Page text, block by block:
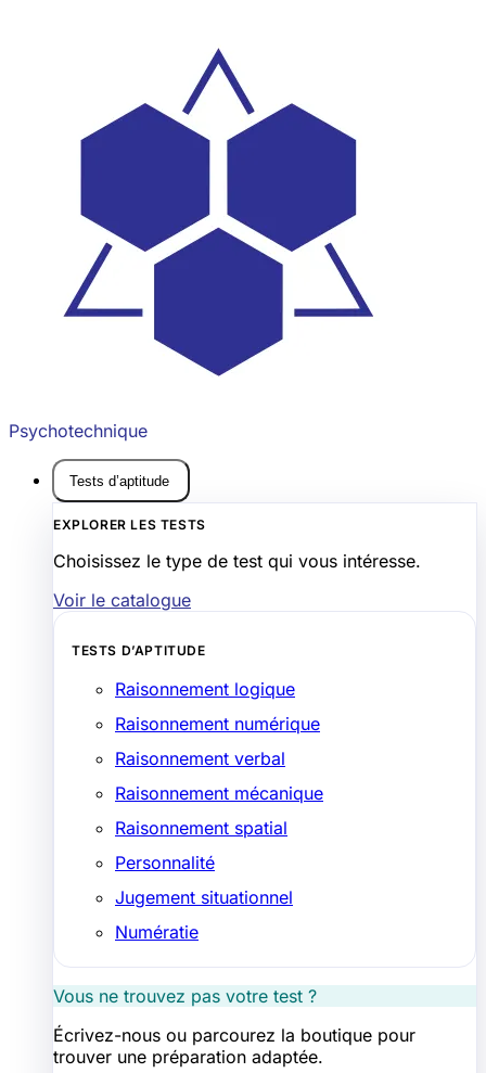
Psychotechnique
Tests d’aptitude
EXPLORER LES TESTS
Choisissez le type de test qui vous intéresse.
Voir le catalogue
TESTS D’APTITUDE
Raisonnement logique
Raisonnement numérique
Raisonnement verbal
Raisonnement mécanique
Raisonnement spatial
Personnalité
Jugement situationnel
Numératie
Vous ne trouvez pas votre test ?
Écrivez-nous ou parcourez la boutique pour
trouver une préparation adaptée.